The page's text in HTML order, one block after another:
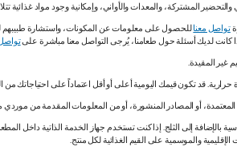
المشتركة، والمعدات والأواني، وإمكانية وجود مواد
تواصل معناللحصول على معلومات عن المكونات، واستشارة طبيبهم
كانت لديك أسئلة حول طعامنا، يُرجى التواصل معنا مباشرة على
أو المصادر المنشورة، أو من المعلومات المقدمة من موردي
بالإضافة إلى الثلج. إذا كنت تستخدم جهاز الخدمة الذاتية داخل
الإقليمية والموسمية على القيم الغذائية لكل منتج.